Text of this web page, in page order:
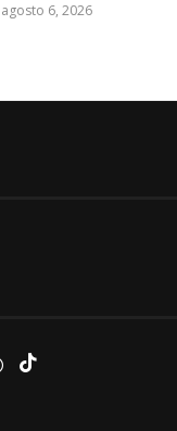
agosto 6, 2026